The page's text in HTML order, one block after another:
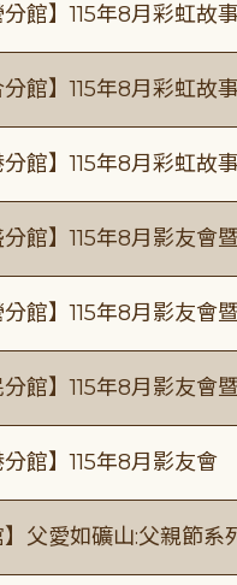
分館】115年8月彩虹故
分館】115年8月彩虹故
分館】115年8月彩虹故
分館】115年8月影友會
分館】115年8月影友會
分館】115年8月影友會
分館】115年8月影友會
】父愛如礦山:父親節系